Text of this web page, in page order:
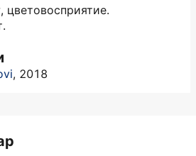
цветовосприятие.
, 2018